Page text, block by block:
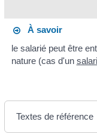
À savoir
le salarié peut être
nature (cas d'un
Textes de référence